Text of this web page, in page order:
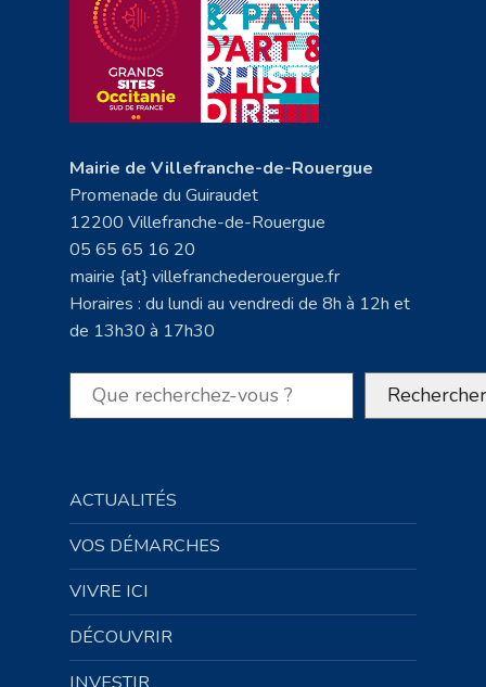
Mairie de Villefranche-de-Rouergue
Promenade du Guiraudet
12200 Villefranche-de-Rouergue
05 65 65 16 20
mairie {at} villefranchederouergue.fr
Horaires : du lundi au vendredi de 8h à 12h et
de 13h30 à 17h30
Rechercher Rechercher
ACTUALITÉS
VOS DÉMARCHES
VIVRE ICI
DÉCOUVRIR